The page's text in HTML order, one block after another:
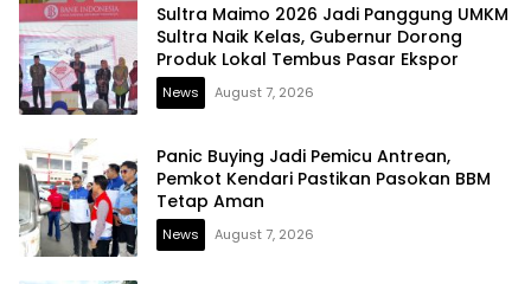
Sultra Maimo 2026 Jadi Panggung UMKM
Sultra Naik Kelas, Gubernur Dorong
Produk Lokal Tembus Pasar Ekspor
News August 7, 2026
Panic Buying Jadi Pemicu Antrean,
Pemkot Kendari Pastikan Pasokan BBM
Tetap Aman
News August 7, 2026